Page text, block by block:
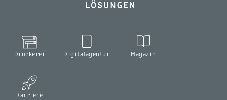
Druckerei Digitalagentur Magazin
Karriere